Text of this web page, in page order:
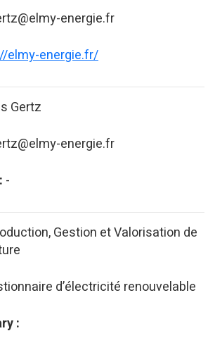
energie.fr
elmy-energie.fr/
Gertz
energie.fr
-
Gestion et Valorisation de
d’électricité renouvelable
: